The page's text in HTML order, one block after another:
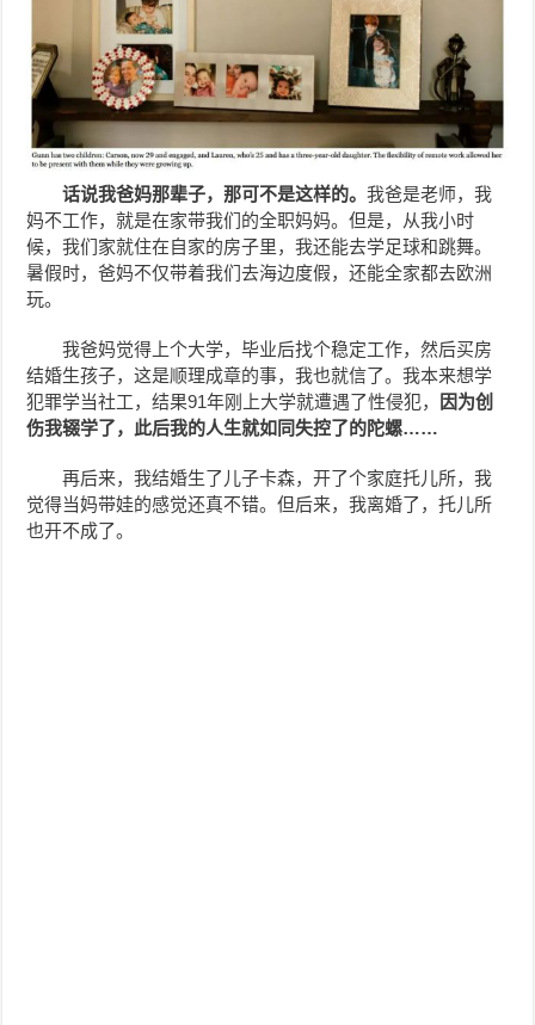
话说我爸妈那辈子，那可不是这样的。我爸是老师，我
妈不工作，就是在家带我们的全职妈妈。但是，从我小时
候，我们家就住在自家的房子里，我还能去学足球和跳舞。
暑假时，爸妈不仅带着我们去海边度假，还能全家都去欧洲
玩。
我爸妈觉得上个大学，毕业后找个稳定工作，然后买房
结婚生孩子，这是顺理成章的事，我也就信了。我本来想学
犯罪学当社工，结果91年刚上大学就遭遇了性侵犯，
因为创
伤我辍学了，此后我的人生就如同失控了的陀螺……
再后来，我结婚生了儿子卡森，开了个家庭托儿所，我
觉得当妈带娃的感觉还真不错。但后来，我离婚了，托儿所
也开不成了。